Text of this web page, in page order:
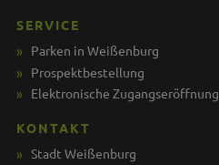
SERVICE
Parken in Weißenburg
Prospektbestellung
Elektronische Zugangseröffnung
KONTAKT
Stadt Weißenburg